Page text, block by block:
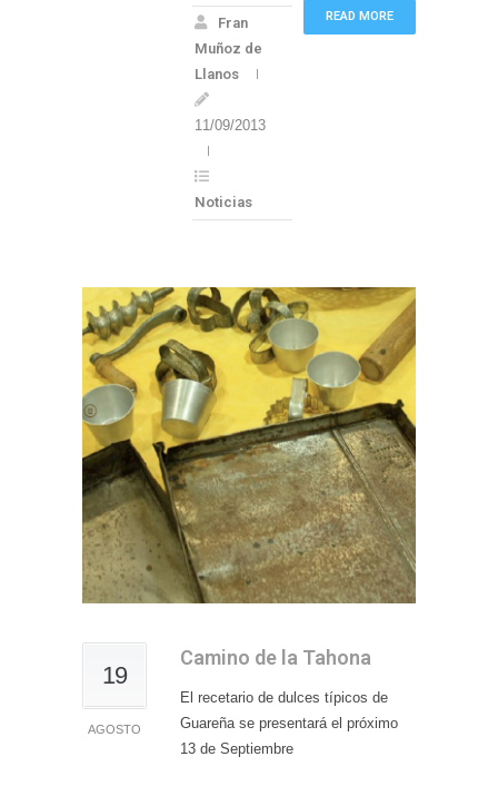
READ MORE
Fran
Muñoz de
Llanos
11/09/2013
Noticias
19
AGOSTO
Camino de la Tahona
El recetario de dulces típicos de
Guareña se presentará el próximo
13 de Septiembre